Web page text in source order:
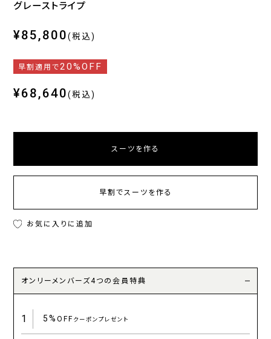
グレーストライプ
¥85,800(税込)
早割適用で20%OFF
¥68,640(税込)
スーツを作る
早割でスーツを作る
お気に入りに追加
オンリーメンバーズ4つの会員特典
1 5%OFFクーポンプレゼント